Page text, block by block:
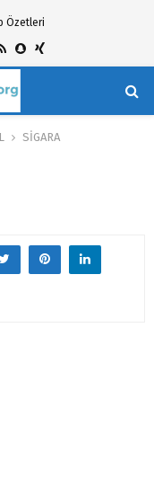
Özetleri
RssSnapchat
Xing
SİGARA